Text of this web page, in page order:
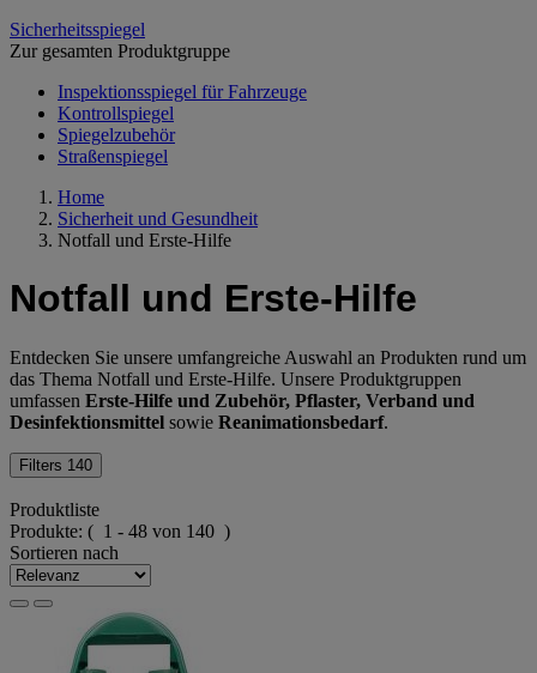
Sicherheitsspiegel
Zur gesamten Produktgruppe
Inspektionsspiegel für Fahrzeuge
Kontrollspiegel
Spiegelzubehör
Straßenspiegel
Home
Sicherheit und Gesundheit
Notfall und Erste-Hilfe
Notfall und Erste-Hilfe
Entdecken Sie unsere umfangreiche Auswahl an Produkten rund um
das Thema Notfall und Erste-Hilfe. Unsere Produktgruppen
umfassen Erste-Hilfe und Zubehör, Pflaster, Verband und
Desinfektionsmittel sowie Reanimationsbedarf.
Filters 140
Produktliste
Produkte: ( 1 - 48 von 140 )
Sortieren nach